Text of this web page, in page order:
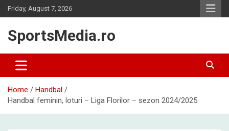
Skip
to
Friday, August 7, 2026
SportsMedia.ro
Home
Handbal
Handbal feminin, loturi – Liga Florilor – sezon 2024/2025